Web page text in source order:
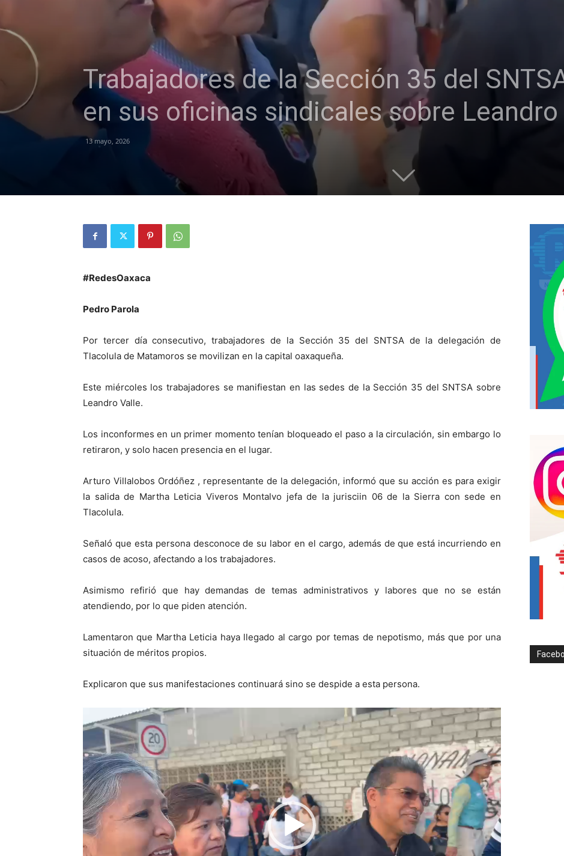
Trabajadores de la Sección 35 del
en sus oficinas sindicales sobre Leandro
13 mayo, 2026
#RedesOaxaca
Pedro Parola
Por tercer día consecutivo, trabajadores de la Sección 35 del SNTSA de la delegación de
Tlacolula de Matamoros se movilizan en la capital oaxaqueña.
Este miércoles los trabajadores se manifiestan en las sedes de la Sección 35 del SNTSA sobre
Leandro Valle.
Los inconformes en un primer momento tenían bloqueado el paso a la circulación, sin embargo lo
retiraron, y solo hacen presencia en el lugar.
Arturo Villalobos Ordóñez , representante de la delegación, informó que su acción es para exigir
la salida de Martha Leticia Viveros Montalvo jefa de la jurisciin 06 de la Sierra con sede en
Tlacolula.
Señaló que esta persona desconoce de su labor en el cargo, además de que está incurriendo en
casos de acoso, afectando a los trabajadores.
Asimismo refirió que hay demandas de temas administrativos y labores que no se están
atendiendo, por lo que piden atención.
Lamentaron que Martha Leticia haya llegado al cargo por temas de nepotismo, más que por una
situación de méritos propios.
Explicaron que sus manifestaciones continuará sino se despide a esta persona.
Reproductor
de
vídeo